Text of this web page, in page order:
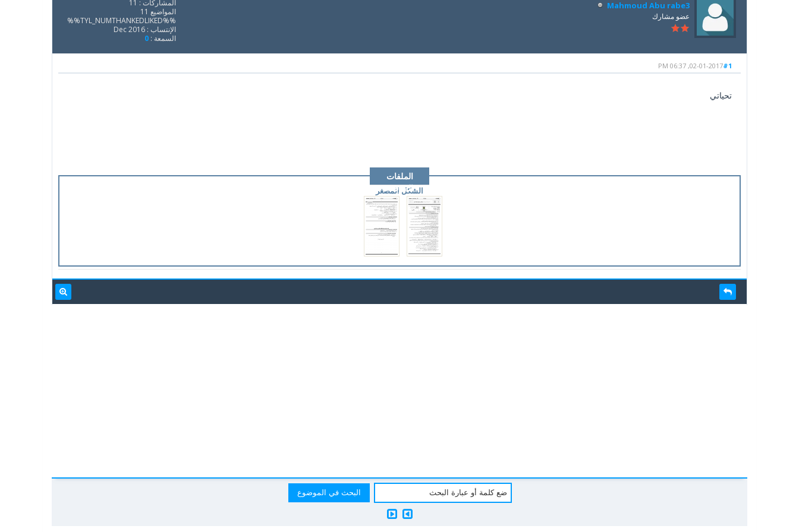
Mahmoud Abu rabe3
عضو مشارك
المشاركات : 11
المواضيع 11
%%TYL_NUMTHANKEDLIKED%%
الإنتساب : Dec 2016
السمعة : 0
#1
02-01-2017, 06:37 PM
تحياتي
الملفات
المرفقة
الشكل المصغر